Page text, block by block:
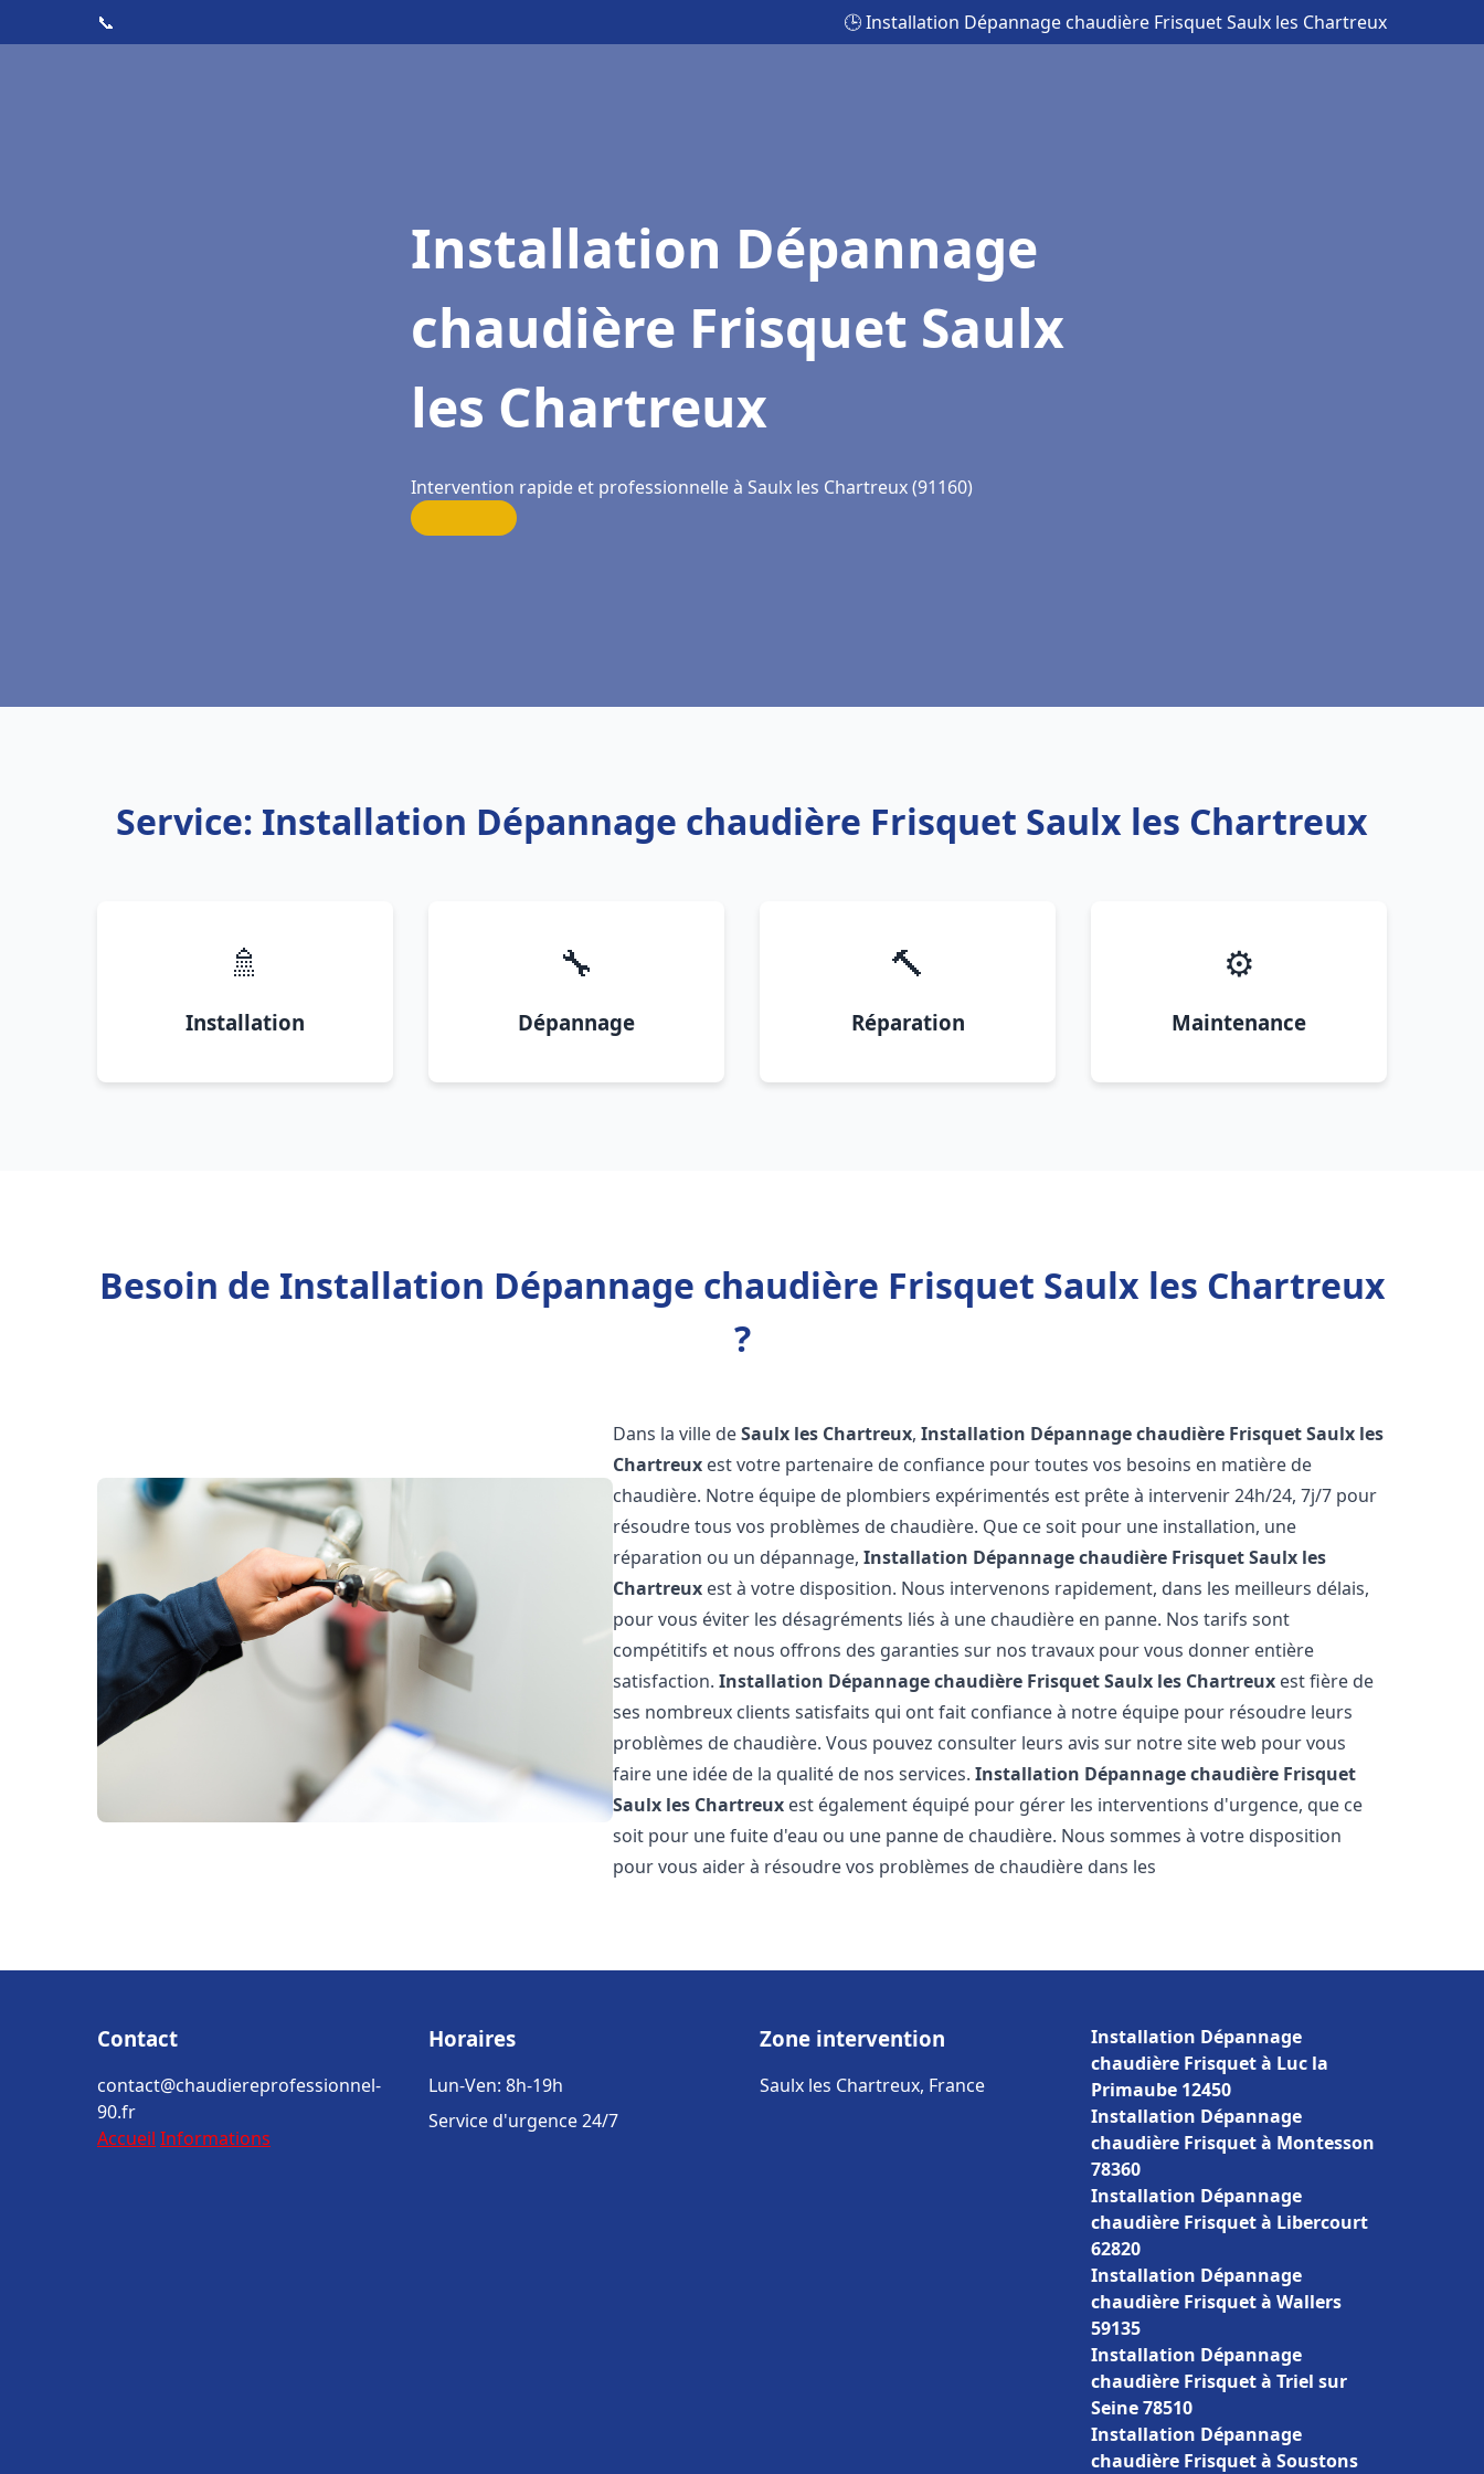
📞 🕒 Installation Dépannage chaudière Frisquet Saulx les Chartreux
Installation Dépannage
chaudière Frisquet Saulx
les Chartreux
Intervention rapide et professionnelle à Saulx les Chartreux (91160)
Service: Installation Dépannage chaudière Frisquet Saulx les Chartreux
🚿
Installation
🔧
Dépannage
🔨
Réparation
⚙️
Maintenance
Besoin de Installation Dépannage chaudière Frisquet Saulx les Chartreux
?
Dans la ville deSaulx les Chartreux,Installation Dépannage chaudière FrisquetSaulx les
Chartreux est votre partenaire de confiance pour toutes vos besoins en matière de
chaudière. Notre équipe de plombiers expérimentés est prête à intervenir 24h/24, 7j/7 pour
résoudre tous vos problèmes de chaudière. Que ce soit pour une installation, une
réparation ou un dépannage,Installation Dépannage chaudière FrisquetSaulx les
Chartreux est à votre disposition. Nous intervenons rapidement, dans les meilleurs délais,
pour vous éviter les désagréments liés à une chaudière en panne. Nos tarifs sont
compétitifs et nous offrons des garanties sur nos travaux pour vous donner entière
satisfaction.Installation Dépannage chaudière FrisquetSaulx les Chartreux est fière de
ses nombreux clients satisfaits qui ont fait confiance à notre équipe pour résoudre leurs
problèmes de chaudière. Vous pouvez consulter leurs avis sur notre site web pour vous
faire une idée de la qualité de nos services.Installation Dépannage chaudière Frisquet
Saulx les Chartreux est également équipé pour gérer les interventions d'urgence, que ce
soit pour une fuite d'eau ou une panne de chaudière. Nous sommes à votre disposition
pour vous aider à résoudre vos problèmes de chaudière dans les
Contact
contact@chaudiereprofessionnel-
90.fr
Accueil Informations
Horaires
Lun-Ven: 8h-19h
Service d'urgence 24/7
Zone intervention
Saulx les Chartreux, France
Installation Dépannage
chaudière Frisquet à Luc la
Primaube 12450
Installation Dépannage
chaudière Frisquet à Montesson
78360
Installation Dépannage
chaudière Frisquet à Libercourt
62820
Installation Dépannage
chaudière Frisquet à Wallers
59135
Installation Dépannage
chaudière Frisquet à Triel sur
Seine 78510
Installation Dépannage
chaudière Frisquet à Soustons